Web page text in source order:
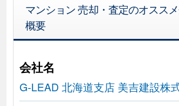
マンション 売却・査定のオスス
概要
会社名
G-LEAD 北海道支店 美吉建設株